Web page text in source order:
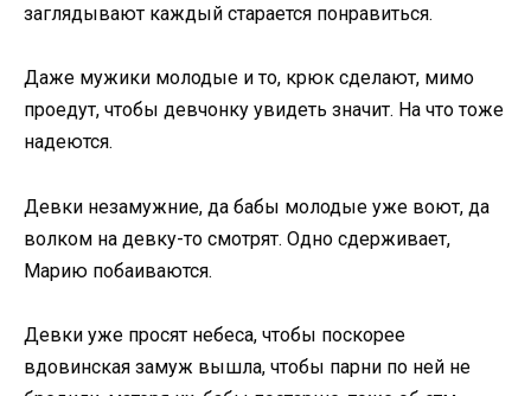
заглядывают каждый старается понравиться.
Даже мужики молодые и то, крюк сделают, мимо
проедут, чтобы девчонку увидеть значит. На что тоже
надеются.
Девки незамужние, да бабы молодые уже воют, да
волком на девку-то смотрят. Одно сдерживает,
Марию побаиваются.
Девки уже просят небеса, чтобы поскорее
вдовинская замуж вышла, чтобы парни по ней не